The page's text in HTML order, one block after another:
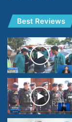
Best Reviews